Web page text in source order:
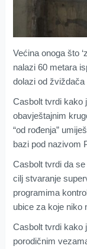
Većina onoga što
nalazi 60 metara
dolazi od žviždača
Casbolt tvrdi kako
obavještajnim
“od rođenja”
bazi pod nazivom
Casbolt tvrdi da
cilj stvaranje
programima
ubice za koje niko
Casbolt tvrdi kako
porodičnim